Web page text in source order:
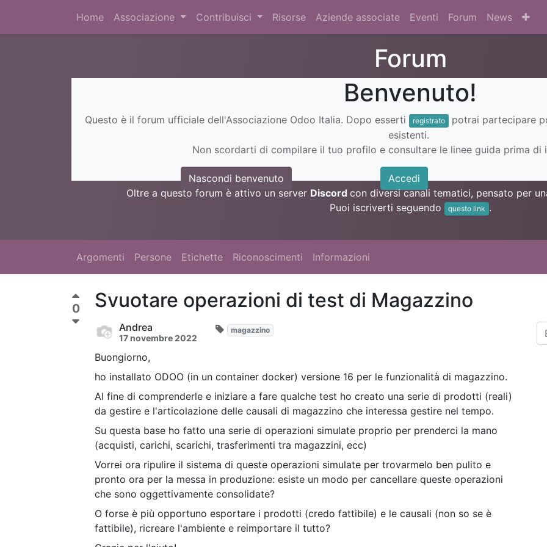
Home Associazione Contribuisci Risorse Aziende associate Eventi Forum News
Forum
Benvenuto!
Questo è il forum ufficiale dell'Associazione Odoo Italia. Dopo esserti registrato
potrai partecipare
esistenti.
Non scordarti di compilare il tuo profilo e consultare le linee guida prima di
Nascondi benvenuto Accedi
Oltre a questo forum è attivo un server Discord con diversi canali tematici, pensato per
Puoi iscriverti seguendo
questo link .
Argomenti Persone Etichette Riconoscimenti Informazioni
0 Svuotare operazioni di test di Magazzino
Andrea
17 novembre 2022
magazzino
Buongiorno,
ho installato ODOO (in un container docker) versione 16 per le funzionalità di magazzino.
Al fine di comprenderle e iniziare a fare qualche test ho creato una serie di prodotti (reali)
da gestire e l'articolazione delle causali di magazzino che interessa gestire nel tempo.
Su questa base ho fatto una serie di operazioni simulate proprio per prenderci la mano
(acquisti, carichi, scarichi, trasferimenti tra magazzini, ecc)
Vorrei ora ripulire il sistema di queste operazioni simulate per trovarmelo ben pulito e
pronto ora per la messa in produzione: esiste un modo per cancellare queste operazioni
che sono oggettivamente consolidate?
O forse è più opportuno esportare i prodotti (credo fattibile) e le causali (non so se è
fattibile), ricreare l'ambiente e reimportare il tutto?